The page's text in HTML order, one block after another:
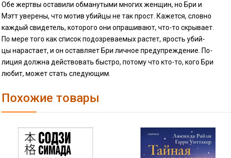
Обе жертвы оставили обманутыми многих женщин, но Бри и
Мэтт уверены, что мотив убийцы не так прост. Кажется, словно
каждый свидетель, которого они опрашивают, что-то скрывает.
По мере того как список подозреваемых растет, ярость убий-
цы нарастает, и он оставляет Бри личное предупреждение. По-
лиция должна действовать быстро, потому что кто-то, кого Бри
любит, может стать следующим.
Похожие товары